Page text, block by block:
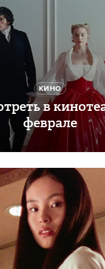
КИНО
в
феврале